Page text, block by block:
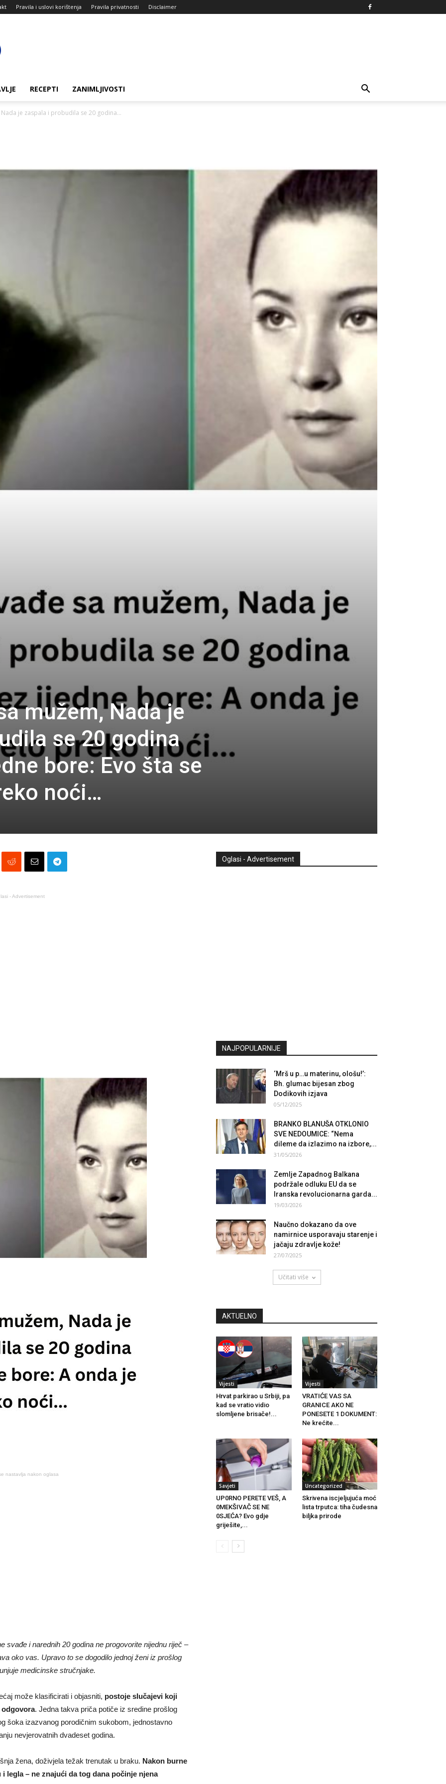
Pravila i uslovi korištenja Pravila privatnosti Disclaimer
RECEPTI ZANIMLJIVOSTI
je zaspala i probudila se 20 godina...
mužem, Nada je
se 20 godina
bore: Evo šta se
noći…
- Advertisement
nastavlja nakon oglasa
svađe i narednih 20 godina ne progovorite nijednu riječ –
oko vas. Upravo to se dogodilo jednoj ženi iz prošlog
medicinske stručnjake.
može klasificirati i objasniti, postoje slučajevi koji
. Jedna takva priča potiče iz sredine prošlog
šoka izazvanog porodičnim sukobom, jednostavno
nevjerovatnih dvadeset godina.
žena, doživjela težak trenutak u braku. Nakon burne
legla – ne znajući da tog dana počinje njena
Oglasi - Advertisement
NAJPOPULARNIJE
‘Mrš u p…u materinu, ološu!’:
Bh. glumac bijesan zbog
Dodikovih izjava
05/12/2025
BRANKO BLANUŠA OTKLONIO
SVE NEDOUMICE: “Nema
dileme da izlazimo na izbore,...
31/05/2026
Zemlje Zapadnog Balkana
podržale odluku EU da se
Iranska revolucionarna garda...
19/03/2026
Naučno dokazano da ove
namirnice usporavaju starenje i
jačaju zdravlje kože!
27/07/2025
Učitati više
AKTUELNO
Vijesti
Hrvat parkirao u Srbiji, pa
kad se vratio vidio
slomljene brisače!...
Vijesti
VRATIĆE VAS SA
GRANICE AKO NE
PONESETE 1 DOKUMENT:
Ne krećite...
Savjeti
UP0RNO PERETE VEŠ, A
0MEKŠIVAČ SE NE
0SJEĆA? Evo gdje
griješite,...
Uncategorized
Skrivena iscjeljujuća moć
lista trputca: tiha čudesna
biljka prirode